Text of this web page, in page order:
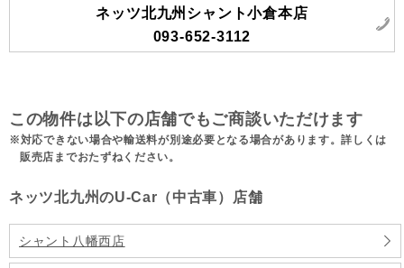
ネッツ北九州シャント小倉本店
093-652-3112
この物件は以下の店舗でもご商談いただけます
対応できない場合や輸送料が別途必要となる場合があります。詳しくは
販売店までおたずねください。
ネッツ北九州のU-Car（中古車）店舗
シャント八幡西店